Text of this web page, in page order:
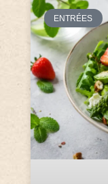
ENTRÉES